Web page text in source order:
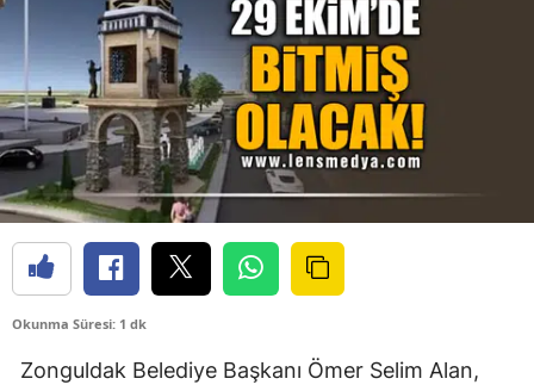
Okunma Süresi: 1 dk
Zonguldak Belediye Başkanı Ömer Selim Alan,